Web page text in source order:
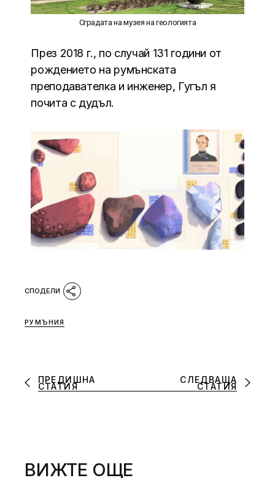
Сградата на музея на геологията
През 2018 г., по случай 131 години от
рождението на румънската
преподавателка и инженер, Гугъл я
почита с дудъл.
РУМЪНИЯ
ПРЕДИШНА
СТАТИЯ
СЛЕДВАЩА
СТАТИЯ
ВИЖТЕ ОЩЕ